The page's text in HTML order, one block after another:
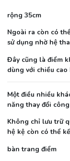
rộng 35cm
Ngoài ra còn có
sử dụng nhờ hệ
Đây cũng là điểm
dùng với chiều cao
Một điều nhiều
năng thay đổi
Không chỉ lưu trữ
hệ kệ còn có thể
bàn trang điểm